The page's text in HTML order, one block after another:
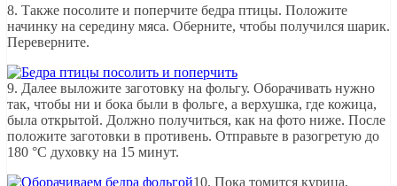
8. Также посолите и поперчите бедра птицы. Положите
начинку на середину мяса. Оберните, чтобы получился шарик.
Переверните.
9. Далее выложите заготовку на фольгу. Оборачивать нужно
так, чтобы ни и бока были в фольге, а верхушка, где кожица,
была открытой. Должно получиться, как на фото ниже. После
положите заготовки в противень. Отправьте в разогретую до
180 °C духовку на 15 минут.
10. Пока томится курица,